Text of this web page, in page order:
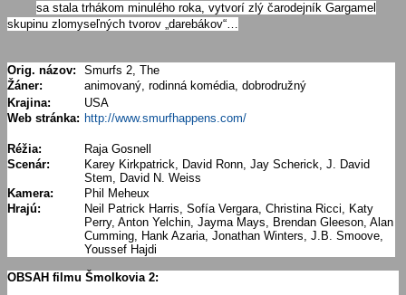
sa stala trhákom minulého roka, vytvorí zlý čarodejník Gargamel
skupinu zlomyseľných tvorov „darebákov“…
Orig. názov:
Smurfs 2, The
Žáner:
animovaný, rodinná komédia, dobrodružný
Krajina:
USA
Web stránka: http://www.smurfhappens.com/
Réžia:
Raja Gosnell
Scenár:
Karey Kirkpatrick, David Ronn, Jay Scherick, J. David
Stem, David N. Weiss
Kamera:
Phil Meheux
Hrajú:
Neil Patrick Harris, Sofía Vergara, Christina Ricci, Katy
Perry, Anton Yelchin, Jayma Mays, Brendan Gleeson, Alan
Cumming, Hank Azaria, Jonathan Winters, J.B. Smoove,
Youssef Hajdi
OBSAH filmu Šmolkovia 2: